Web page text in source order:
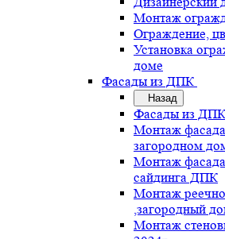
Монтаж
Ограждение,
Установка
доме
Фасады из ДПК
Назад
Фасады из ДПК
Монтаж
загородном
Монтаж
сайдинга ДПК
Монтаж
,загородный
Монтаж